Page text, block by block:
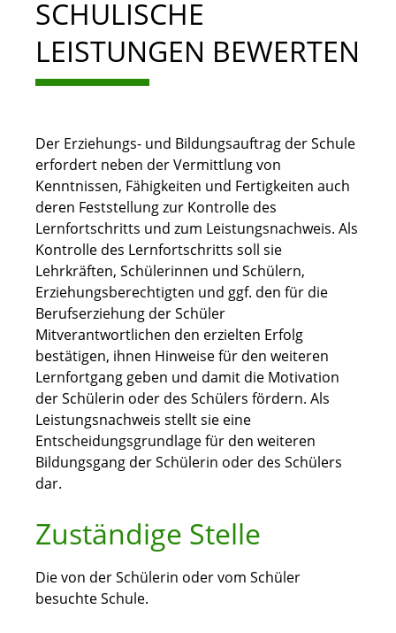
SCHULISCHE
LEISTUNGEN BEWERTEN
Der Erziehungs- und Bildungsauftrag der Schule
erfordert neben der Vermittlung von
Kenntnissen, Fähigkeiten und Fertigkeiten auch
deren Feststellung zur Kontrolle des
Lernfortschritts und zum Leistungsnachweis. Als
Kontrolle des Lernfortschritts soll sie
Lehrkräften, Schülerinnen und Schülern,
Erziehungsberechtigten und ggf. den für die
Berufserziehung der Schüler
Mitverantwortlichen den erzielten Erfolg
bestätigen, ihnen Hinweise für den weiteren
Lernfortgang geben und damit die Motivation
der Schülerin oder des Schülers fördern. Als
Leistungsnachweis stellt sie eine
Entscheidungsgrundlage für den weiteren
Bildungsgang der Schülerin oder des Schülers
dar.
Zuständige Stelle
Die von der Schülerin oder vom Schüler
besuchte Schule.